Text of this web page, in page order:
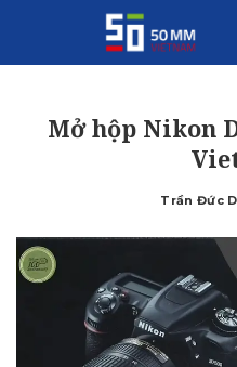
Mở hộp Nikon
Posted
Trần Đức